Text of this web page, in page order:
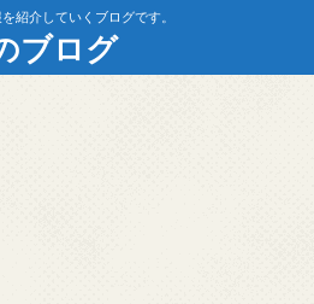
紹介していくブログです。
ブログ